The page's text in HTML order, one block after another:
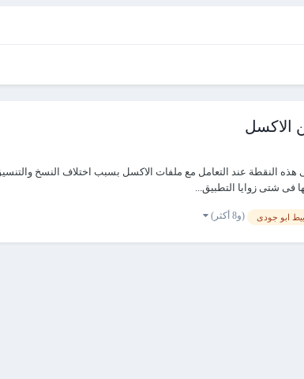
الاكسل
هذه النقطة عند التعامل مع ملفات الاكسل بسبب اختلاف النسخ
ابو جودى (و8 أكثر)